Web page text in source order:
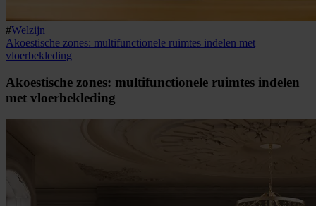
#Welzijn
Akoestische zones: multifunctionele ruimtes indelen met
vloerbekleding
Akoestische zones: multifunctionele ruimtes indelen
met vloerbekleding